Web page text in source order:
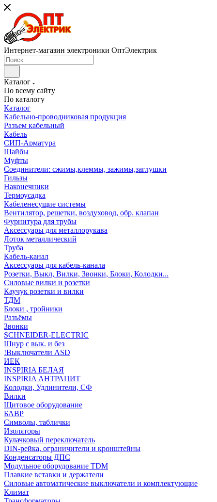
Интернет-магазин электроники ОптЭлектрик
Каталог
По всему сайту
По каталогу
Каталог
Кабельно-проводниковая продукция
Разъем кабельный
Кабель
СИП-Арматура
Шайбы
Муфты
Соединители: сжимы,клеммы, зажимы,заглушки
Гильзы
Наконечники
Термоусадка
Кабеленесущие системы
Вентилятор, решетки, воздуховод, обр. клапан
Фурнитура для трубы
Аксессуары для металлорукава
Лоток металлический
Труба
Кабель-канал
Аксессуары для кабель-канала
Розетки, Выкл, Вилки, Звонки, Блоки, Колодки...
Силовые вилки и розетки
Каучук розетки и вилки
ТДМ
Блоки , тройники
Разъёмы
Звонки
SCHNEIDER-ELECTRIC
Шнур с вык. и без
!Выключатели ASD
ИЕК
INSPIRIA БЕЛАЯ
INSPIRIA АНТРАЦИТ
Колодки, Удлинители, СФ
Вилки
Щитовое оборудование
БАВР
Символы, таблички
Изоляторы
Кулачковый переключатель
DIN-рейка, ограничители и кронштейны
Конденсаторы ДПС
Модульное оборудование TDM
Плавкие вставки и держатели
Силовые автоматические выключатели и комплектующие
Климат